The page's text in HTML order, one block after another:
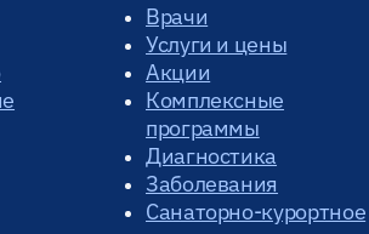
Врачи
Услуги и цены
Акции
Комплексные
программы
Диагностика
Заболевания
Санаторно-курортное